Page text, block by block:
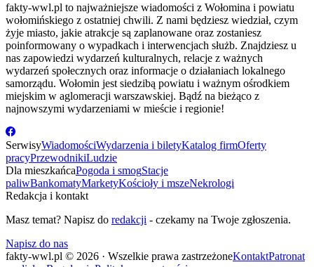
fakty-wwl.pl to najważniejsze wiadomości z Wołomina i powiatu
wołomińskiego z ostatniej chwili. Z nami będziesz wiedział, czym
żyje miasto, jakie atrakcje są zaplanowane oraz zostaniesz
poinformowany o wypadkach i interwencjach służb. Znajdziesz u
nas zapowiedzi wydarzeń kulturalnych, relacje z ważnych
wydarzeń społecznych oraz informacje o działaniach lokalnego
samorządu. Wołomin jest siedzibą powiatu i ważnym ośrodkiem
miejskim w aglomeracji warszawskiej. Bądź na bieżąco z
najnowszymi wydarzeniami w mieście i regionie!
SerwisyWiadomościWydarzenia i biletyKatalog firmOferty
pracyPrzewodnikiLudzie
Dla mieszkańcaPogoda i smogStacje
paliwBankomatyMarketyKościoły i mszeNekrologi
Redakcja i kontakt
Masz temat? Napisz do redakcji - czekamy na Twoje zgłoszenia.
Napisz do nas
fakty-wwl.pl © 2026 · Wszelkie prawa zastrzeżoneKontaktPatronat